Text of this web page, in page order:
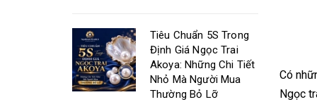
Có
Ngọc
Tiêu Chuẩn 5S Trong
Định Giá Ngọc Trai
Akoya: Những Chi Tiết
Nhỏ Mà Người Mua
Thường Bỏ Lỡ